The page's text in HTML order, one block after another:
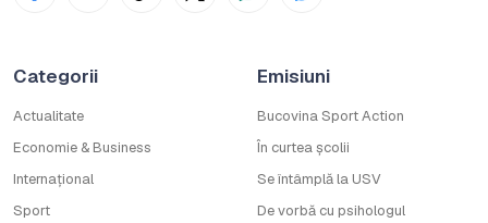
Categorii
Actualitate
Economie & Business
Internațional
Sport
Emisiuni
Bucovina Sport Action
În curtea școlii
Se întâmplă la USV
De vorbă cu psihologul